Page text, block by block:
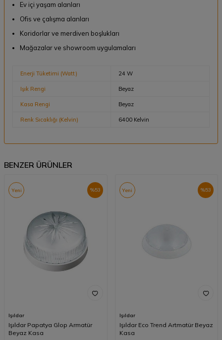
Ev içi yaşam alanları
Ofis ve çalışma alanları
Koridorlar ve merdiven boşlukları
Mağazalar ve showroom uygulamaları
Enerji Tüketimi (Watt) 24 W
Işık Rengi Beyaz
Kasa Rengi Beyaz
Renk Sıcaklığı (Kelvin) 6400 Kelvin
BENZER ÜRÜNLER
%53
Yeni
Işıldar
Işıldar Papatya Glop Armatür
Beyaz Kasa
%53
Yeni
Işıldar
Işıldar Eco Trend Artmatür Beyaz
Kasa